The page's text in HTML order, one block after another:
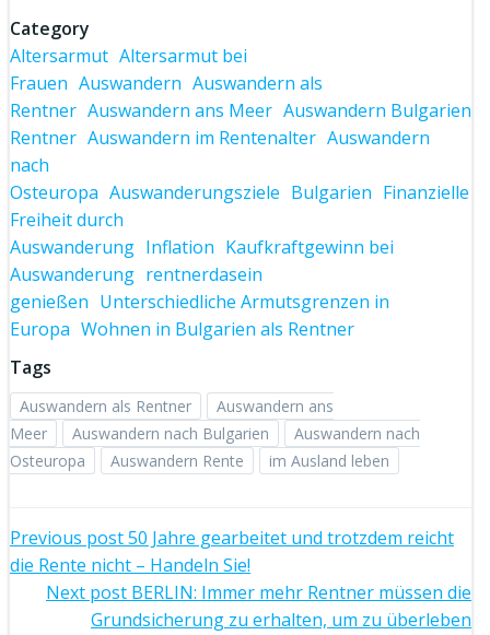
Category
Altersarmut Altersarmut bei
Frauen Auswandern Auswandern als
Rentner Auswandern ans Meer Auswandern Bulgarien
Rentner Auswandern im Rentenalter Auswandern
nach
Osteuropa Auswanderungsziele Bulgarien Finanzielle
Freiheit durch
Auswanderung Inflation Kaufkraftgewinn bei
Auswanderung rentnerdasein
genießen Unterschiedliche Armutsgrenzen in
Europa Wohnen in Bulgarien als Rentner
Tags
Auswandern als Rentner
Auswandern ans
Meer
Auswandern nach Bulgarien
Auswandern nach
Osteuropa
Auswandern Rente im Ausland leben
Beitragsnavigation
Previous post50 Jahre gearbeitet und trotzdem reicht
die Rente nicht – Handeln Sie!
Beitragsnavigation
Next post BERLIN: Immer mehr Rentner müssen die
Grundsicherung zu erhalten, um zu überleben